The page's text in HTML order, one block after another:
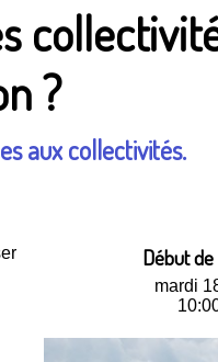
?
aux collectivités.
Début
mardi